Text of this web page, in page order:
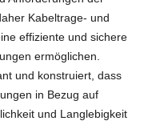
Kabeltrage- und
effiziente und sichere
ermöglichen.
und konstruiert, dass
in Bezug auf
und Langlebigkeit